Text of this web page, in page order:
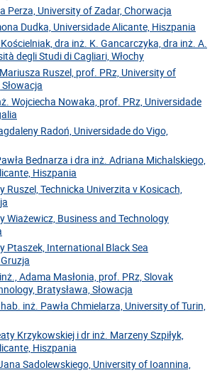
Perza, University of Zadar, Chorwacja
Dudka, Universidade Alicante, Hiszpania
dra inż. K. Gancarczyka, dra inż. A.
degli Studi di Cagliari, Włochy
Ruszel, prof. PRz, University of
Wojciecha Nowaka, prof. PRz, Universidade
Radoń, Universidade do Vigo,
Bednarza i dra inż. Adriana Michalskiego,
Hiszpania
Ruszel, Technicka Univerzita v Kosicach,
Wiażewicz, Business and Technology
Ptaszek, International Black Sea
Adama Masłonia, prof. PRz, Slovak
Bratysława, Słowacja
inż. Pawła Chmielarza, University of Turin,
Krzykowskiej i dr inż. Marzeny Szpiłyk,
Hiszpania
Sadolewskiego, University of Ioannina,